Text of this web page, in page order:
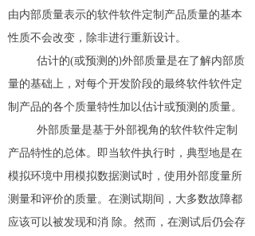
由内部质量表示的软件软件定制产品质量的基本
性质不会改变，除非进行重新设计。
估计的(或预测的)外部质量是在了解内部质
量的基础上，对每个开发阶段的最终软件软件定
制产品的各个质量特性加以估计或预测的质量。
外部质量是基于外部视角的软件软件定制
产品特性的总体。即当软件执行时，典型地是在
模拟环境中用模拟数据测试时，使用外部度量所
测量和评价的质量。在测试期间，大多数故障都
应该可以被发现和消 除。然而，在测试后仍会存